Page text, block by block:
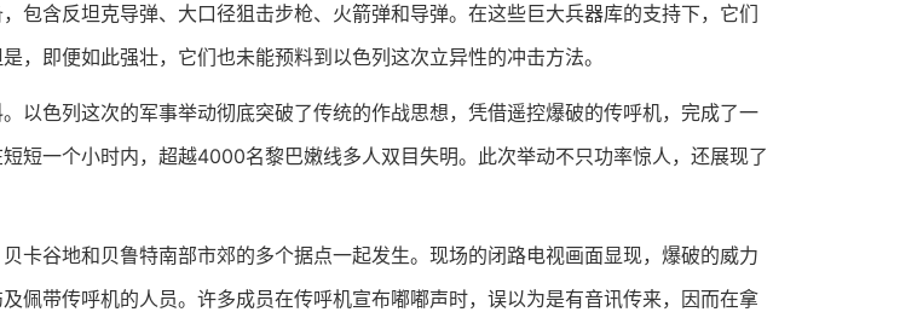
包含反坦克导弹、大口径狙击步枪、火箭弹和导弹。在这些巨大兵器库的支持下，它们
，即便如此强壮，它们也未能预料到以色列这次立异性的冲击方法。
色列这次的军事举动彻底突破了传统的作战思想，凭借遥控爆破的传呼机，完成了一
短一个小时内，超越4000名黎巴嫩线多人双目失明。此次举动不只功率惊人，还展现了
谷地和贝鲁特南部市郊的多个据点一起发生。现场的闭路电视画面显现，爆破的威力
佩带传呼机的人员。许多成员在传呼机宣布嘟嘟声时，误以为是有音讯传来，因而在拿